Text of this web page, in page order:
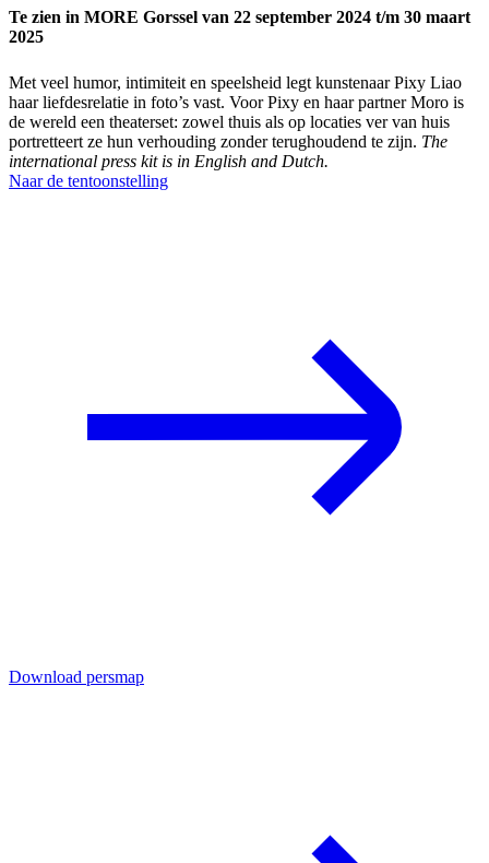
Te zien in MORE Gorssel van 22 september 2024 t/m 30 maart
2025
Met veel humor, intimiteit en speelsheid legt kunstenaar Pixy Liao
haar liefdesrelatie in foto’s vast. Voor Pixy en haar partner Moro is
de wereld een theaterset: zowel thuis als op locaties ver van huis
portretteert ze hun verhouding zonder terughoudend te zijn. The
international press kit is in English and Dutch.
Naar de tentoonstelling
Download persmap